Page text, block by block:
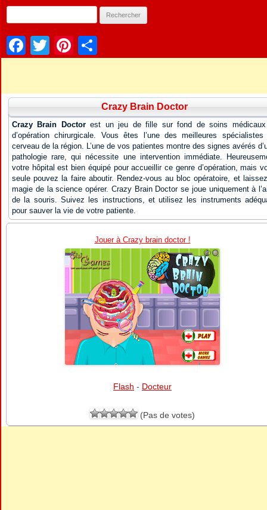
Facebook
TwitterPinterest
Crazy Brain Doctor
Crazy Brain Doctorest un jeu de fille sur fond de soins
d’opération chirurgicale. Vous êtes l’une des meilleures spécialistes
cerveau de la région. L’une de vos patientes montre des signes avérés
pathologie rare, qui nécessite une intervention immédiate.
votre hôpital est bien équipé pour accueillir ce genre d’opération, mais
seule pouvez la faire aboutir. Rendez-vous au bloc opératoire, et
magie de la science opérer. Crazy Brain Doctor se joue uniquement à
de la souris. Suivez les instructions, et utilisez les instruments
pour sauver la vie de votre patiente.
Jouer à Crazy brain doctor !
Flash - Docteur
(Pas de votes)